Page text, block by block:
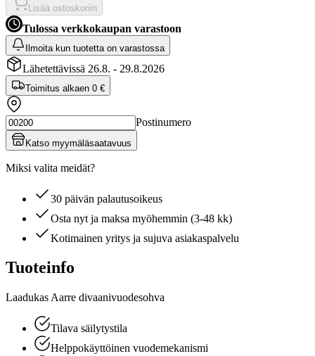
Lisää ostoskoriin
Tulossa verkkokaupan varastoon
Ilmoita kun tuotetta on varastossa
Lähetettävissä 26.8. - 29.8.2026
Toimitus alkaen 0 €
Postinumero
Katso myymäläsaatavuus
Miksi valita meidät?
30 päivän palautusoikeus
Osta nyt ja maksa myöhemmin (3-48 kk)
Kotimainen yritys ja sujuva asiakaspalvelu
Tuoteinfo
Laadukas Aarre divaanivuodesohva
Tilava säilytystila
Helppokäyttöinen vuodemekanismi